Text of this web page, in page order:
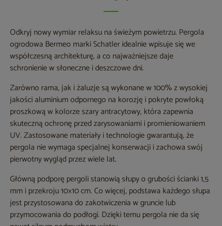
Odkryj nowy wymiar relaksu na świeżym powietrzu. Pergola
ogrodowa Bermeo marki Schatler idealnie wpisuje się we
współczesną architekturę, a co najważniejsze daje
schronienie w słoneczne i deszczowe dni.
Zarówno rama, jak i żaluzje są wykonane w 100% z wysokiej
jakości aluminium odpornego na korozję i pokryte powłoką
proszkową w kolorze szary antracytowy, która zapewnia
skuteczną ochronę przed zarysowaniami i promieniowaniem
UV. Zastosowane materiały i technologie gwarantują, że
pergola nie wymaga specjalnej konserwacji i zachowa swój
pierwotny wygląd przez wiele lat.
Główną podporę pergoli stanowią słupy o grubości ścianki 1,5
mm i przekroju 10×10 cm. Co więcej, podstawa każdego słupa
jest przystosowana do zakotwiczenia w gruncie lub
przymocowania do podłogi. Dzięki temu pergola nie da się